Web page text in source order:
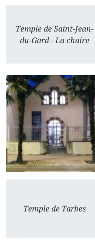
Temple de Saint-Jean-
du-Gard - La chaire
Temple de Tarbes